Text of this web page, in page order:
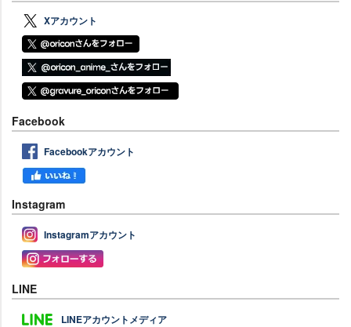
Xアカウント
Facebook
Facebookアカウント
Instagram
Instagramアカウント
LINE
LINEアカウントメディア